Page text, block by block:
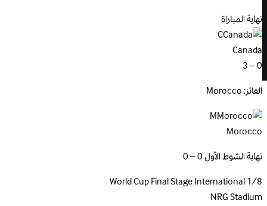
نهاية المباراة
C
Canada
0 – 3
الفائز: Morocco
M
Morocco
نهاية الشوط الأول 0 – 0
World Cup Final StageInternational1/8
NRG Stadium